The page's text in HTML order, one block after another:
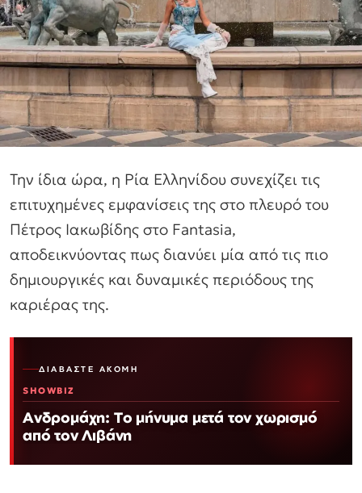
Την ίδια ώρα, η Ρία Ελληνίδου συνεχίζει τις
επιτυχημένες εμφανίσεις της στο πλευρό του
Πέτρος Ιακωβίδης στο Fantasia,
αποδεικνύοντας πως διανύει μία από τις πιο
δημιουργικές και δυναμικές περιόδους της
καριέρας της.
ΔΙΑΒΆΣΤΕ ΑΚΌΜΗ
SHOWBIZ
Ανδρομάχη: Το μήνυμα μετά τον χωρισμό
από τον Λιβάνη